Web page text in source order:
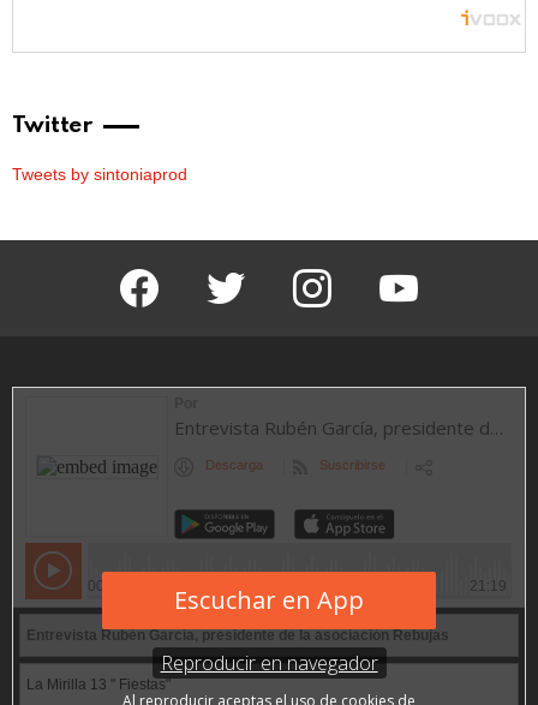
Twitter
Tweets by sintoniaprod
facebook twitter instagram